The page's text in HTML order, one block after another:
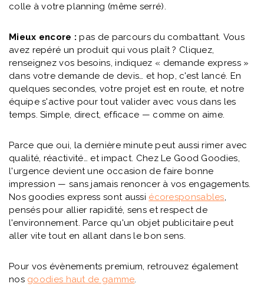
colle à votre planning (même serré).
Mieux encore : pas de parcours du combattant. Vous
avez repéré un produit qui vous plaît ? Cliquez,
renseignez vos besoins, indiquez « demande express »
dans votre demande de devis… et hop, c'est lancé. En
quelques secondes, votre projet est en route, et notre
équipe s'active pour tout valider avec vous dans les
temps. Simple, direct, efficace — comme on aime.
Parce que oui, la dernière minute peut aussi rimer avec
qualité, réactivité… et impact. Chez Le Good Goodies,
l'urgence devient une occasion de faire bonne
impression — sans jamais renoncer à vos engagements.
Nos goodies express sont aussi écoresponsables,
pensés pour allier rapidité, sens et respect de
l'environnement. Parce qu'un objet publicitaire peut
aller vite tout en allant dans le bon sens.
Pour vos évènements premium, retrouvez également
nos goodies haut de gamme.